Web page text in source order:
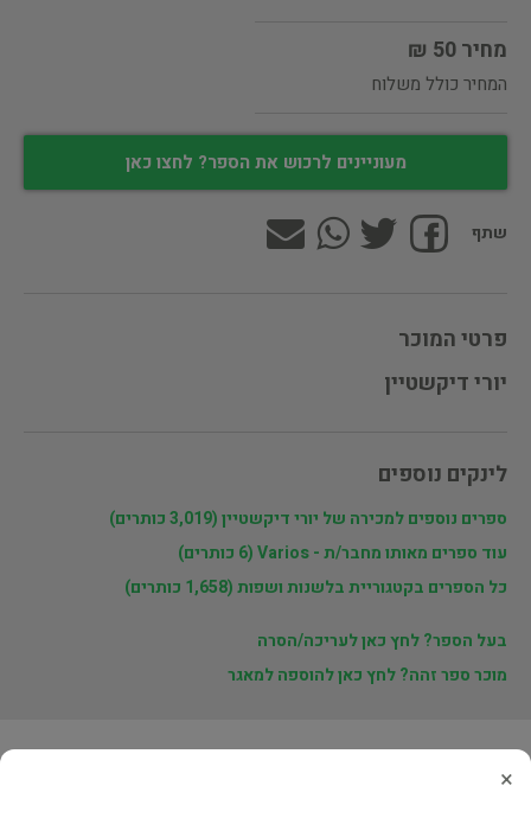
מחיר 50 ₪
המחיר כולל משלוח
מעוניינים לרכוש את הספר? לחצו כאן
שתף
פרטי המוכר
יורי דיקשטיין
לינקים נוספים
ספרים נוספים למכירה של יורי דיקשטיין (3,019 כותרים)
עוד ספרים מאותו מחבר/ת - Varios (6 כותרים)
כל הספרים בקטגוריית בלשנות ושפות (1,658 כותרים)
בעל הספר? לחץ כאן לעריכה/הסרה
מוכר ספר זהה? לחץ כאן להוספה למאגר
ספרים נוספים מאת Varios×